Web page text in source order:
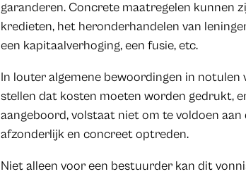
garanderen. Concrete maatregelen kunnen
kredieten, het heronderhandelen van
een kapitaalverhoging, een fusie, etc.
In louter algemene bewoordingen in notulen
stellen dat kosten moeten worden gedrukt,
aangeboord, volstaat niet om te voldoen
afzonderlijk en concreet optreden.
Niet alleen voor een bestuurder kan dit